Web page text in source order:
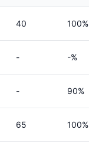
40 100%
- -%
- 90%
65 100%